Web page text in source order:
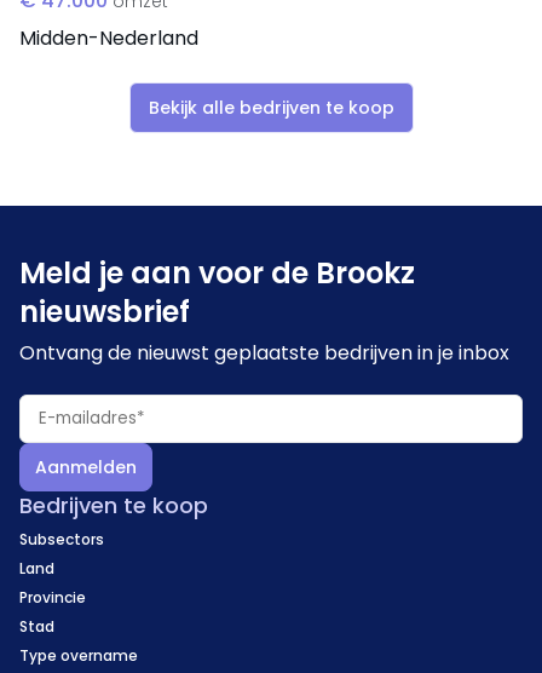
Midden-Nederland
Bekijk alle bedrijven te koop
Meld je aan voor de Brookz
nieuwsbrief
Ontvang de nieuwst geplaatste bedrijven in je inbox
Aanmelden
Bedrijven te koop
Subsectors
Land
Provincie
Stad
Type overname